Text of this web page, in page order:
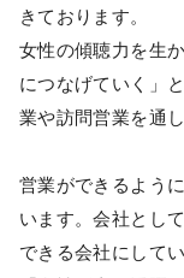
きております。
女性の傾聴力を生
につなげていく」
業や訪問営業を通
営業ができるよう
います。会社とし
できる会社にして